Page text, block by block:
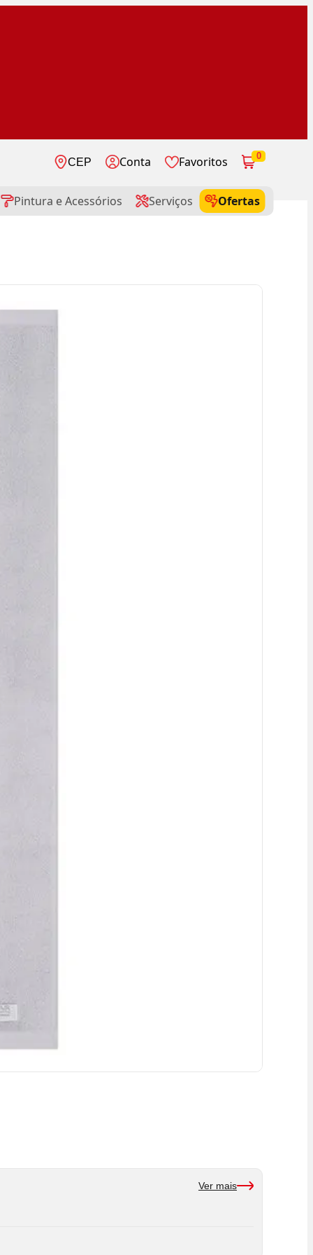
CEP Conta Favoritos 0
Pintura e Acessórios Serviços
Ofertas
Ver mais